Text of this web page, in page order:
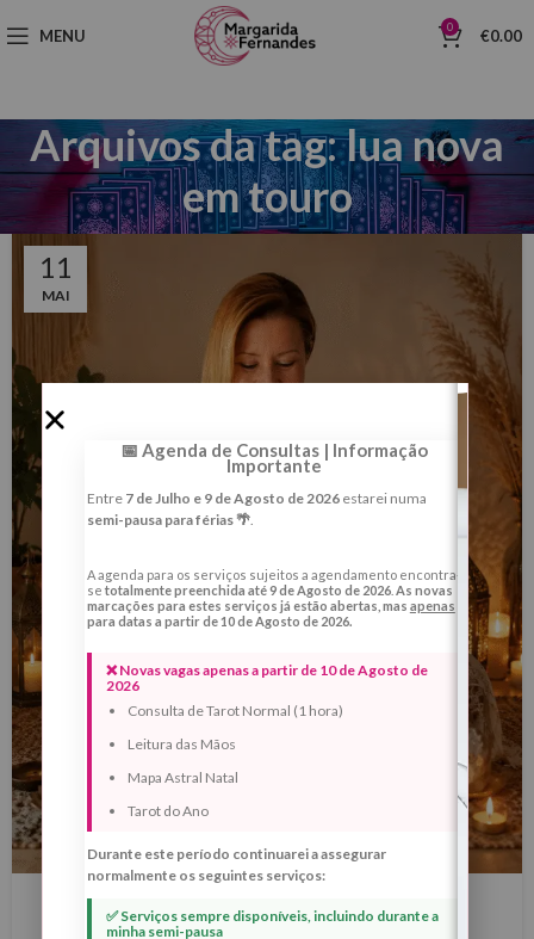
MENU 0 €0.00
Arquivos da tag: lua nova
em touro
11
MAI
BLOG
Lua Nova de 16 de Maio de 2026 em
📅 Agenda de Consultas | Informação
Importante
Entre 7 de Julho e 9 de Agosto de 2026estarei numa
semi-pausa para férias 🌴.
A agenda para os serviços sujeitos a agendamento encontra-
se totalmente preenchida até 9 de Agosto de 2026. As novas
marcações para estes serviços já estão abertas, mas apenas
para datas a partir de 10 de Agosto de 2026.
❌ Novas vagas apenas a partir de 10 de Agosto de
2026
Consulta de Tarot Normal (1 hora)
Leitura das Mãos
Mapa Astral Natal
Tarot do Ano
Durante este período continuarei a assegurar
normalmente os seguintes serviços:
✅ Serviços sempre disponíveis, incluindo durante a
minha semi-pausa